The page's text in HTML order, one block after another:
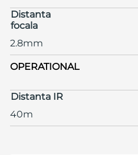
Distanta
focala
2.8mm
OPERATIONAL
Distanta IR
40m